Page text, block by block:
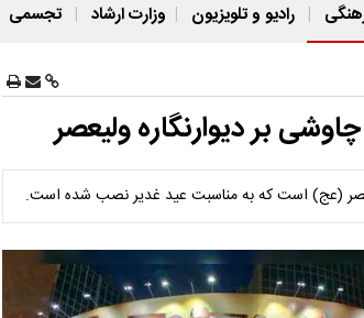
رادیو و تلویزیون وزارت ارشاد تجسمی
بر دیوارنگاره ولیعصر
(عج) است که به مناسبت عید غدیر نصب شده است.